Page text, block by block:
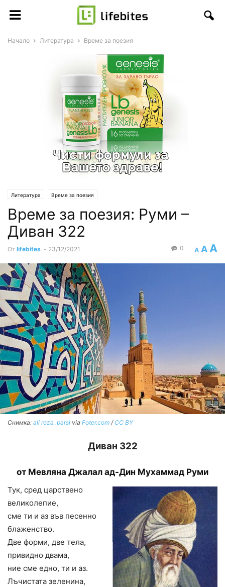
Начало Литература Време за поезия
Литература Време за поезия
Време за поезия: Руми –
Диван 322
От lifebites - 23/12/2021 A A A
0
Снимка: ali reza_parsi via Foter.com / CC BY
Диван 322
от Мевляна Джалал ад-Дин Мухаммад Руми
Тук, сред царствено
великолепие,
сме ти и аз във песенно
блаженство.
Две форми, две тела,
привидно двама,
ние сме едно, ти и аз.
Лъчистата зеленина,